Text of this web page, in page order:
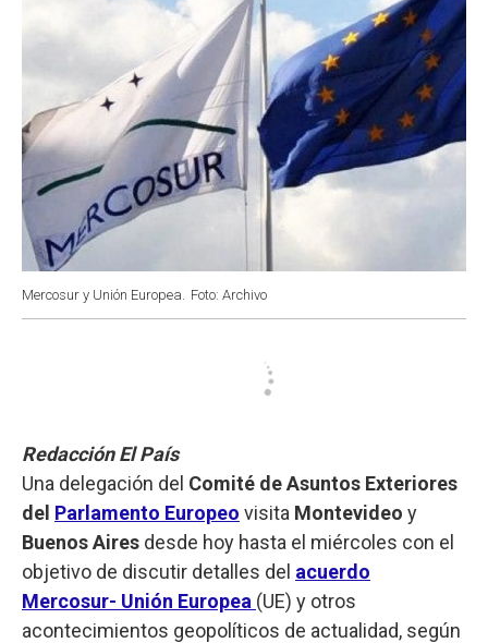
Mercosur y Unión Europea. Foto: Archivo
Redacción El País
Una delegación del Comité de Asuntos Exteriores
del Parlamento Europeo visita Montevideo y
Buenos Aires desde hoy hasta el miércoles con el
objetivo de discutir detalles del acuerdo
Mercosur- Unión Europea (UE) y otros
acontecimientos geopolíticos de actualidad, según